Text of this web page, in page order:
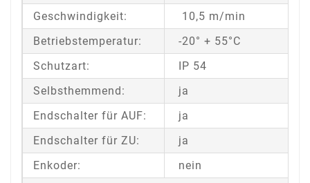
Geschwindigkeit:
10,5 m/min
Betriebstemperatur:
-20° + 55°C
Schutzart:
IP 54
Selbsthemmend:
ja
Endschalter für AUF:
ja
Endschalter für ZU:
ja
Enkoder:
nein